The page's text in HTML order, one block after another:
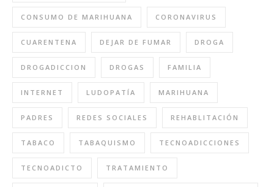
CONSUMO DE MARIHUANA CORONAVIRUS
CUARENTENA DEJAR DE FUMAR DROGA
DROGADICCION DROGAS FAMILIA
INTERNET LUDOPATÍA MARIHUANA
PADRES REDES SOCIALES REHABLITACIÓN
TABACO TABAQUISMO TECNOADICCIONES
TECNOADICTO TRATAMIENTO